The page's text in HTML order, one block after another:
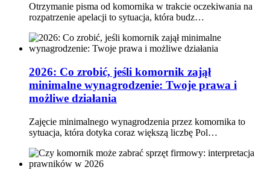
Otrzymanie pisma od komornika w trakcie oczekiwania na
rozpatrzenie apelacji to sytuacja, która budz…
2026: Co zrobić, jeśli komornik zajął
minimalne wynagrodzenie: Twoje prawa i
możliwe działania
Zajęcie minimalnego wynagrodzenia przez komornika to
sytuacja, która dotyka coraz większą liczbę Pol…